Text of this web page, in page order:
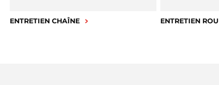
ENTRETIEN CHAÎNE ENTRETIEN